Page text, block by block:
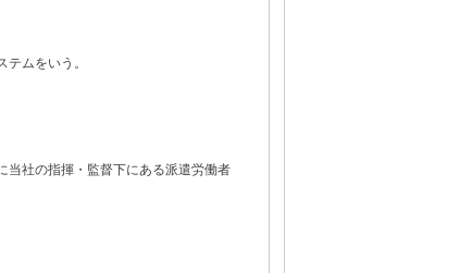
ムをいう。
当社の指揮・監督下にある派遣労働者